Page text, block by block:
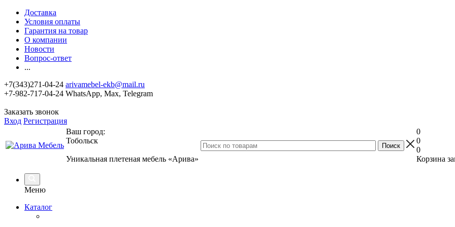
Доставка
Условия оплаты
Гарантия на товар
О компании
Новости
Вопрос-ответ
...
+7(343)271-04-24 arivamebel-ekb@mail.ru
+7-982-717-04-24 WhatsApp, Max, Telegram
Заказать звонок
Вход Регистрация
Ваш город:
Тобольск
Уникальная плетеная мебель «Арива»
0
0
0
Корзина
Меню
Каталог